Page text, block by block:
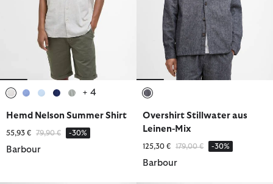
+ 4
Hemd Nelson Summer Shirt
55,93 € Reduziert von
79,90 €bis-30%
Barbour
Overshirt Stillwater aus
Leinen-Mix
125,30 € Reduziert von
179,00 €bis-30%
Barbour